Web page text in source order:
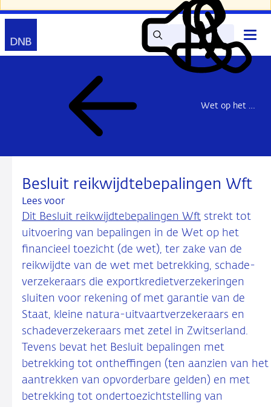
Zoek Lees
voor
Mijn
DNB
Contact
Wet op het financieel toezicht (Wft)
Besluit reikwijdtebepalingen Wft
Lees voor
Dit Besluit reikwijdtebepalingen Wft strekt tot
uitvoering van bepalingen in de Wet op het
financieel toezicht (de wet), ter zake van de
reikwijdte van de wet met betrekking, schade­
verzekeraars die exportkredietverzekeringen
sluiten voor rekening of met garantie van de
Staat, kleine natura-uitvaartverzekeraars en
schade­verzekeraars met zetel in Zwitserland.
Tevens bevat het Besluit bepalingen met
betrekking tot ontheffingen (ten aanzien van het
aantrekken van opvorderbare gelden) en met
betrekking tot ondertoezichtstelling van